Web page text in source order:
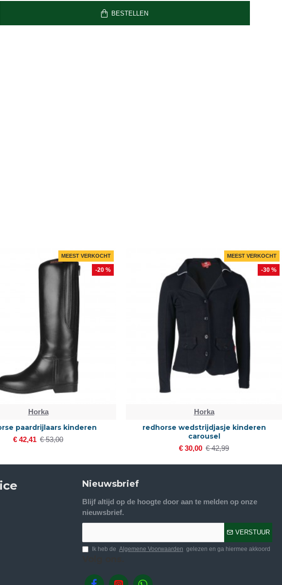
BESTELLEN
MEEST VERKOCHT
-20 %
Horka
paardrijlaars kinderen
€ 42,41 € 53,00
MEEST VERKOCHT
-30 %
Horka
redhorse wedstrijdjasje kinderen
carousel
€ 30,00 € 42,99
Nieuwsbrief
Blijf altijd op de hoogte door aan te melden op onze
nieuwsbrief.
VERSTUUR
Ik heb de Algemene Voorwaarden gelezen en ga hiermee akkoord